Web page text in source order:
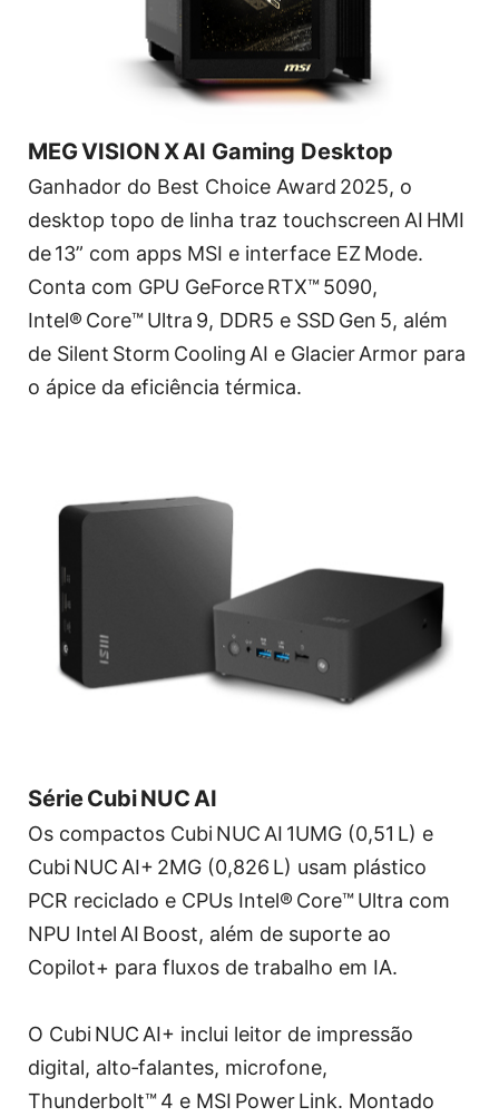
MEG VISION X AI Gaming Desktop
Ganhador do Best Choice Award 2025, o
desktop topo de linha traz touchscreen AI HMI
de 13” com apps MSI e interface EZ Mode.
Conta com GPU GeForce RTX™ 5090,
Intel® Core™ Ultra 9, DDR5 e SSD Gen 5, além
de Silent Storm Cooling AI e Glacier Armor para
o ápice da eficiência térmica.
Série Cubi NUC AI
Os compactos Cubi NUC AI 1UMG (0,51 L) e
Cubi NUC AI+ 2MG (0,826 L) usam plástico
PCR reciclado e CPUs Intel® Core™ Ultra com
NPU Intel AI Boost, além de suporte ao
Copilot+ para fluxos de trabalho em IA.
O Cubi NUC AI+ inclui leitor de impressão
digital, alto‑falantes, microfone,
Thunderbolt™ 4 e MSI Power Link. Montado